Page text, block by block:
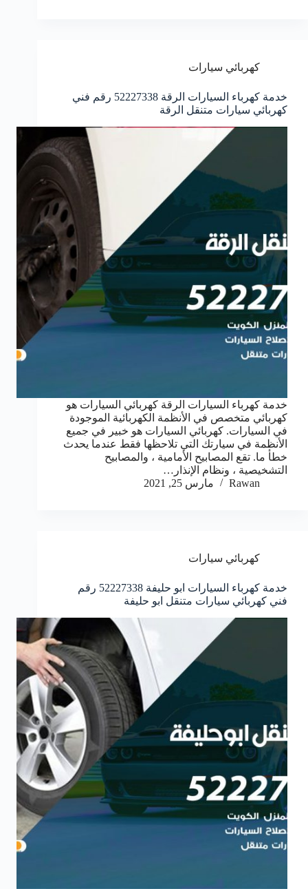
كهربائي سيارات
خدمة كهرباء السيارات الرقة 52227338 رقم فني
كهربائي سيارات متنقل الرقة
خدمة كهرباء السيارات الرقة كهربائي السيارات هو
كهربائي متخصص في الأنظمة الكهربائية الموجودة
في السيارات. كهربائي السيارات هو خبير في جميع
الأنظمة في سيارتك التي تلاحظها فقط عندما يحدث
خطأ ما. تقع المصابيح الأمامية ، والمصابيح
التشخيصية ، ونظام الإنذار…
Rawan
مارس 25, 2021
كهربائي سيارات
خدمة كهرباء السيارات ابو حليفة 52227338 رقم
فني كهربائي سيارات متنقل ابو حليفة